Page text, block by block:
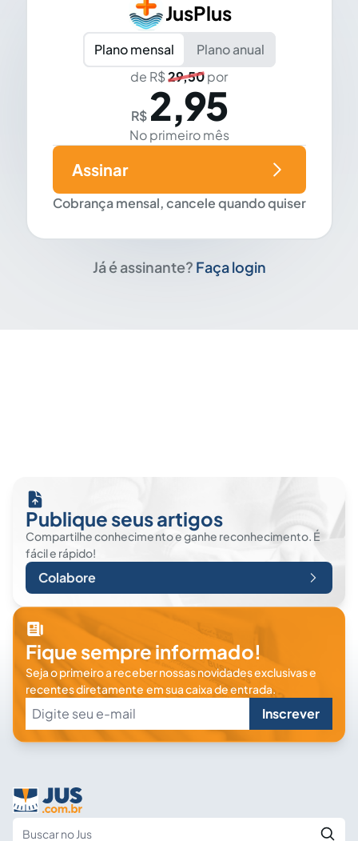
JusPlus
Plano mensal
Plano anual
de R$29,50por
R$ 2,95
No primeiro mês
Cobrança mensal, cancele quando quiser
Assinar
Já é assinante? Faça login
Publique seus artigos
Compartilhe conhecimento e ganhe reconhecimento. É
fácil e rápido!
Colabore
Fique sempre informado!
Seja o primeiro a receber nossas novidades exclusivas e
recentes diretamente em sua caixa de entrada.
Inscrever